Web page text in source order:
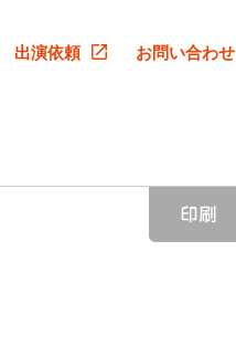
出演依頼 お問い合わせ